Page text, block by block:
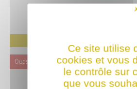
IDÉES DE
Oups ! Ce film n'est programmé
Ce site utilise
cookies et vous
le contrôle sur
que vous